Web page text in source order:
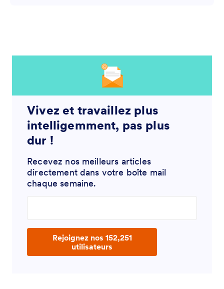
Vivez et travaillez plus
intelligemment, pas plus
dur !
Recevez nos meilleurs articles
directement dans votre boîte mail
chaque semaine.
Rejoignez nos 152,251
utilisateurs